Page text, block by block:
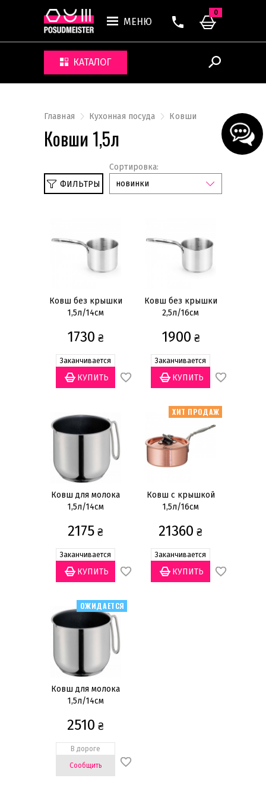
МЕНЮ
КАТАЛОГ
0
Главная Кухонная посуда Ковши
Ковши 1,5л
Сортировка:
новинки
ФИЛЬТРЫ
Наборы кастрюль и сковородок
Кастрюли
Сковороды
Воки
Ковши
Сотейники
Крышки
Кофемолки
Цена
— грн
Статус товара
Есть в наличии (4)
Нет в наличии (1)
Ожидается (1)
Бренд
Bra (2)
Küchenprofi (2)
Медь (1)
Ковш без крышки
1,5л/14см
1730 ₴
Заканчивается
Ковш без крышки
2,5л/16см
1900 ₴
Заканчивается
Ковш для молока
1,5л/14см
2175 ₴
Заканчивается
ХИТ ПРОДАЖ
Ковш с крышкой
1,5л/16см
21360 ₴
Заканчивается
ОЖИДАЕТСЯ
Ковш для молока
1,5л/14см
2510 ₴
В дороге
Сообщить